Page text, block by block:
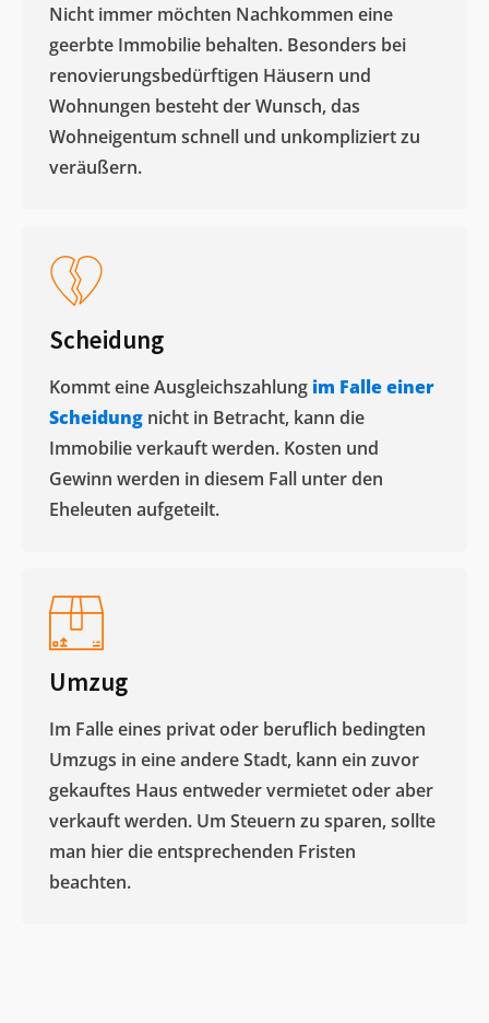
Nicht immer möchten Nachkommen eine
geerbte Immobilie behalten. Besonders bei
renovierungsbedürftigen Häusern und
Wohnungen besteht der Wunsch, das
Wohneigentum schnell und unkompliziert zu
veräußern. ​
Scheidung
Kommt eine Ausgleichszahlung im Falle einer
Scheidung nicht in Betracht, kann die
Immobilie verkauft werden. Kosten und
Gewinn werden in diesem Fall unter den
Eheleuten aufgeteilt.​
Umzug
Im Falle eines privat oder beruflich bedingten
Umzugs in eine andere Stadt, kann ein zuvor
gekauftes Haus entweder vermietet oder aber
verkauft werden. Um Steuern zu sparen, sollte
man hier die entsprechenden Fristen
beachten.